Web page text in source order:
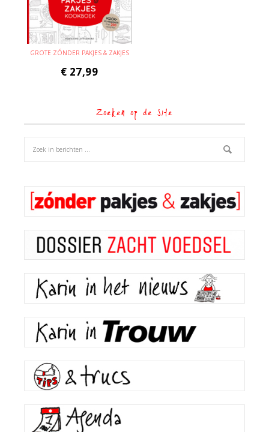
GROTE ZÓNDER PAKJES & ZAKJES
€ 27,99
Zoeken op de site